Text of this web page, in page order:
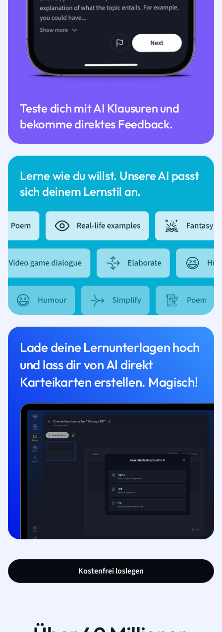
Lerne wie du willst. Unsere AI passt
sich deinem Lernstil an.
Teste dich mit AI Klausuren und
bekomme direktes Feedback.
Lade deine Lernunterlagen hoch
und lass dir von AI direkt
Karteikarten erstellen. Magisch!
Kostenfrei loslegen